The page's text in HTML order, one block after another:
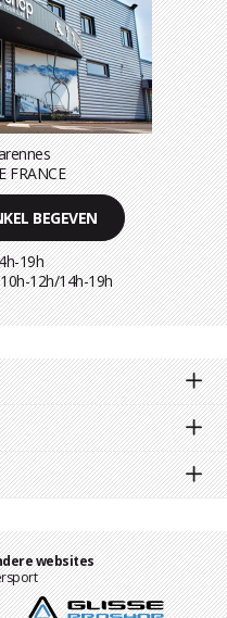
FRANCE
BEGEVEN
19h
12h/14h-19h
websites